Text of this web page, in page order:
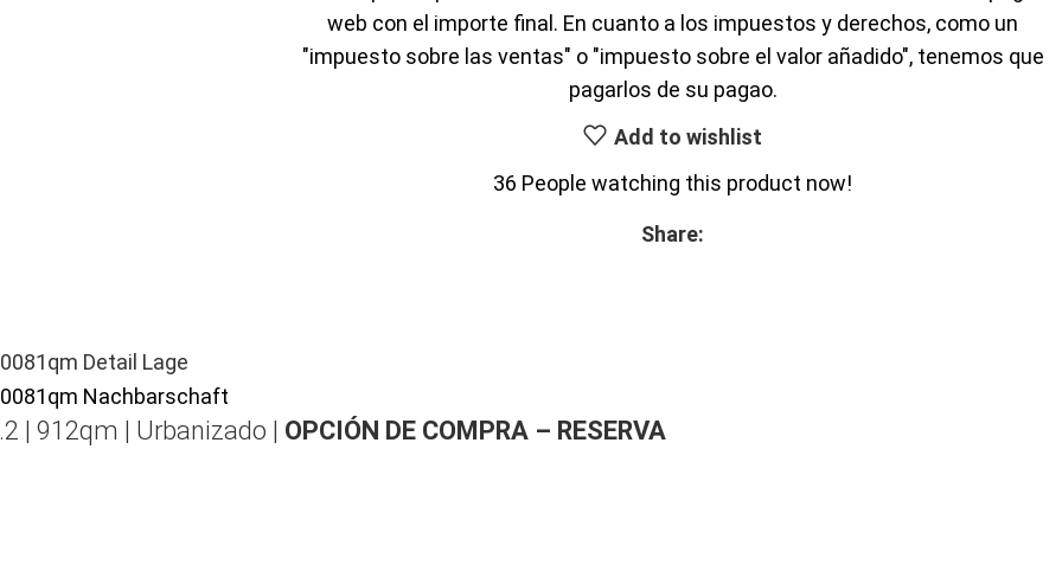
web con el importe final. En cuanto a los impuestos y derechos, como un
"impuesto sobre las ventas" o "impuesto sobre el valor añadido", tenemos que
pagarlos de su pagao.
Add to wishlist
36 People watching this product now!
Share:
| 912qm | Urbanizado | OPCIÓN DE COMPRA – RESERVA